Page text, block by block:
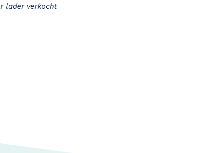
lader verkocht